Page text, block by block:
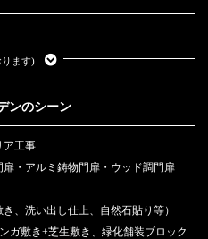
ます)
ンのシーン
ア工事
・アルミ鋳物門扉・ウッド調門扉
、洗い出し仕上、自然石貼り等）
ガ敷き+芝生敷き、緑化舗装ブロック